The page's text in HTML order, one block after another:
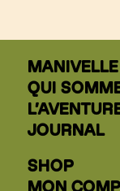
MANIVELLE
QUI
JOURNAL
SHOP
MON